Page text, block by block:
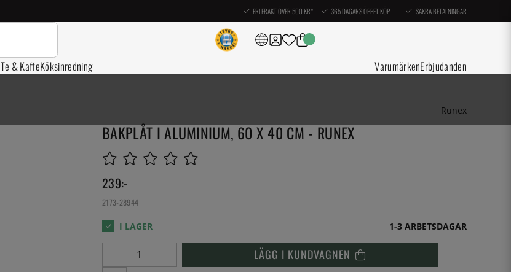
FRI FRAKT ÖVER 500 KR* 365 DAGARS ÖPPET KÖP SÄKRA BETALNINGAR
Te & KaffeKöksinredning VarumärkenErbjudanden
Runex
BAKPLÅT I ALUMINIUM, 60 X 40 CM - RUNEX
239:-
2173-28944
1-3 ARBETSDAGAR
LÄGG I KUNDVAGNEN